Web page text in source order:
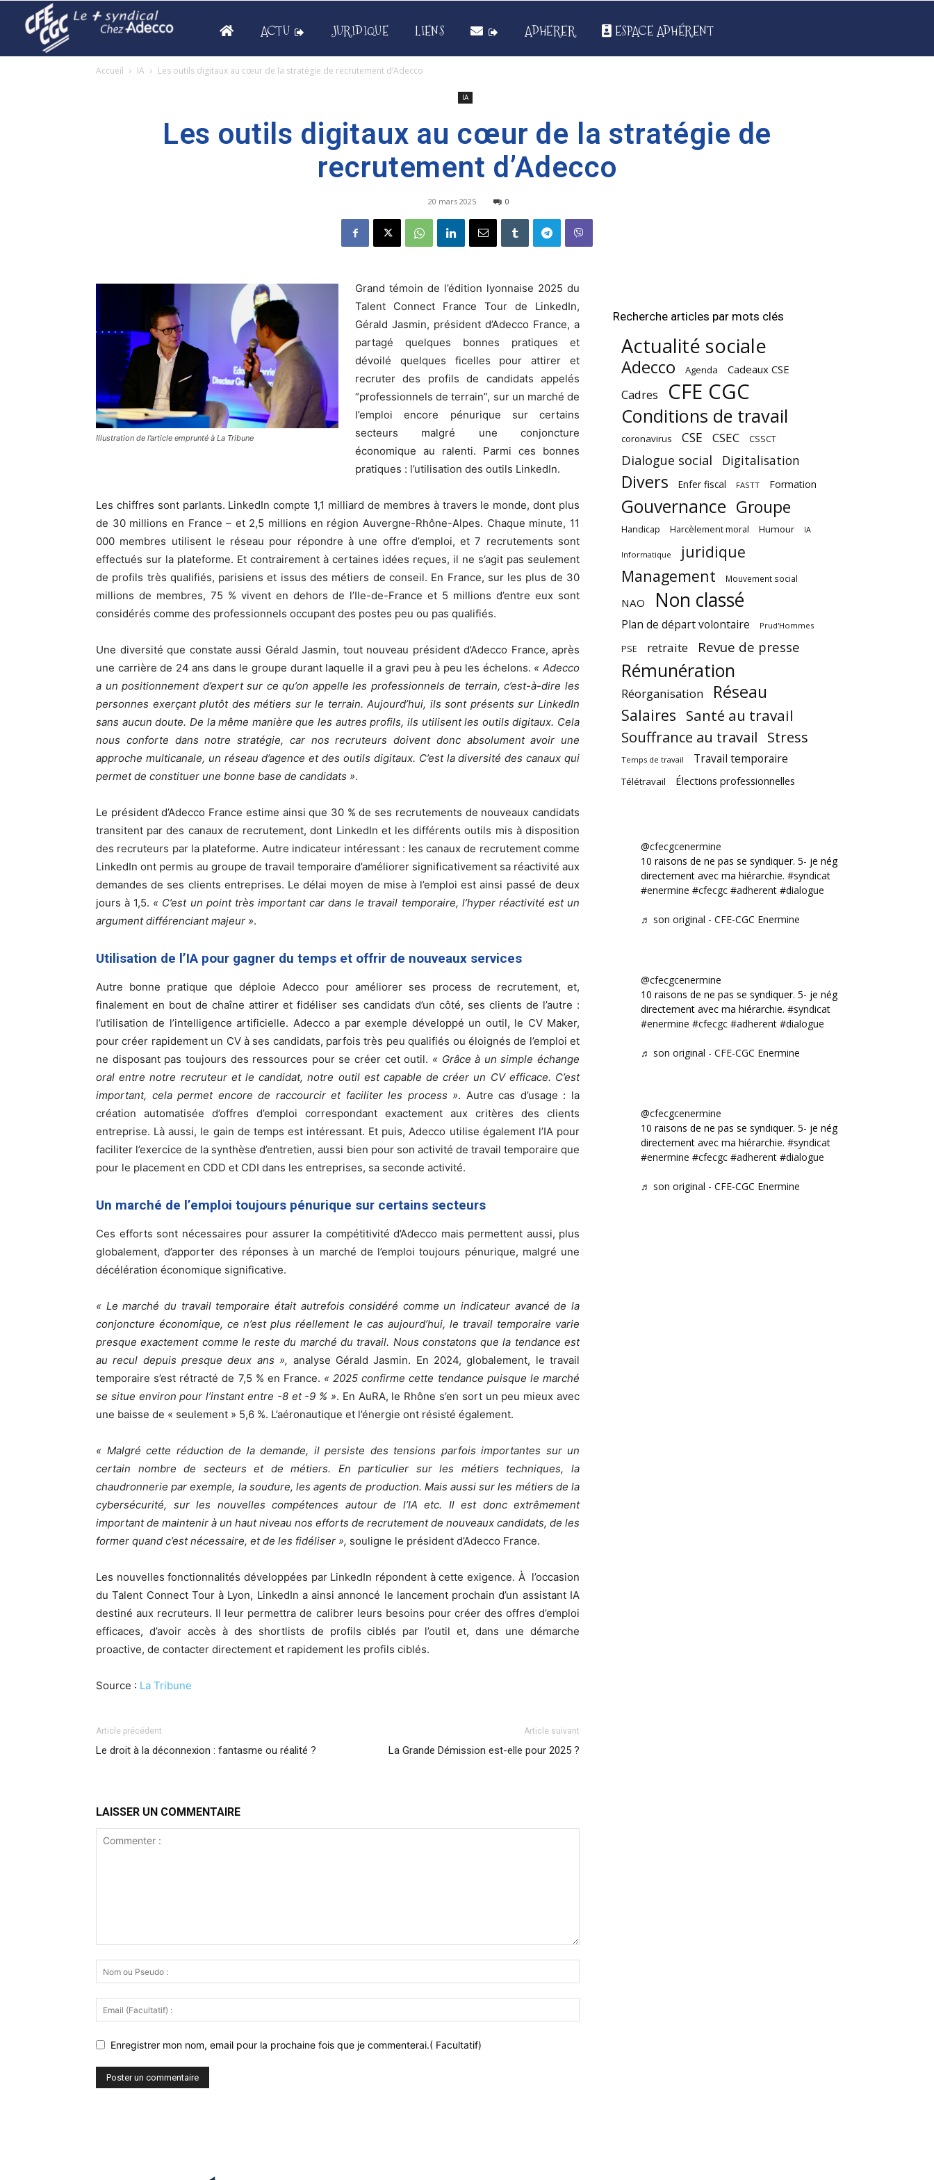
ACTU JURIDIQUE LIENS ADHERER ESPACE ADHÉRENT
Accueil IA Les outils digitaux au cœur de la stratégie de recrutement d’Adecco
IA
Les outils digitaux au cœur de la stratégie de
recrutement d’Adecco
20 mars 2025 0
Illustration de l’article emprunté à La Tribune
Grand témoin de l’édition lyonnaise 2025 du
Talent Connect France Tour de LinkedIn,
Gérald Jasmin, président d’Adecco France, a
partagé quelques bonnes pratiques et
dévoilé quelques ficelles pour attirer et
recruter des profils de candidats appelés
“professionnels de terrain”, sur un marché de
l’emploi encore pénurique sur certains
secteurs malgré une conjoncture
économique au ralenti. Parmi ces bonnes
pratiques : l’utilisation des outils LinkedIn.
Les chiffres sont parlants. LinkedIn compte 1,1 milliard de membres à travers le monde, dont plus
de 30 millions en France – et 2,5 millions en région Auvergne-Rhône-Alpes. Chaque minute, 11
000 membres utilisent le réseau pour répondre à une offre d’emploi, et 7 recrutements sont
effectués sur la plateforme. Et contrairement à certaines idées reçues, il ne s’agit pas seulement
de profils très qualifiés, parisiens et issus des métiers de conseil. En France, sur les plus de 30
millions de membres, 75 % vivent en dehors de l’Ile-de-France et 5 millions d’entre eux sont
considérés comme des professionnels occupant des postes peu ou pas qualifiés.
Une diversité que constate aussi Gérald Jasmin, tout nouveau président d’Adecco France, après
une carrière de 24 ans dans le groupe durant laquelle il a gravi peu à peu les échelons. « Adecco
a un positionnement d’expert sur ce qu’on appelle les professionnels de terrain, c’est-à-dire les
personnes exerçant plutôt des métiers sur le terrain. Aujourd’hui, ils sont présents sur LinkedIn
sans aucun doute. De la même manière que les autres profils, ils utilisent les outils digitaux. Cela
nous conforte dans notre stratégie, car nos recruteurs doivent donc absolument avoir une
approche multicanale, un réseau d’agence et des outils digitaux. C’est la diversité des canaux qui
permet de constituer une bonne base de candidats ».
Le président d’Adecco France estime ainsi que 30 % de ses recrutements de nouveaux candidats
transitent par des canaux de recrutement, dont LinkedIn et les différents outils mis à disposition
des recruteurs par la plateforme. Autre indicateur intéressant : les canaux de recrutement comme
LinkedIn ont permis au groupe de travail temporaire d’améliorer significativement sa réactivité aux
demandes de ses clients entreprises. Le délai moyen de mise à l’emploi est ainsi passé de deux
jours à 1,5. « C’est un point très important car dans le travail temporaire, l’hyper réactivité est un
argument différenciant majeur ».
Utilisation de l’IA pour gagner du temps et offrir de nouveaux services
Autre bonne pratique que déploie Adecco pour améliorer ses process de recrutement, et,
finalement en bout de chaîne attirer et fidéliser ses candidats d’un côté, ses clients de l’autre :
l’utilisation de l’intelligence artificielle. Adecco a par exemple développé un outil, le CV Maker,
pour créer rapidement un CV à ses candidats, parfois très peu qualifiés ou éloignés de l’emploi et
ne disposant pas toujours des ressources pour se créer cet outil. « Grâce à un simple échange
oral entre notre recruteur et le candidat, notre outil est capable de créer un CV efficace. C’est
important, cela permet encore de raccourcir et faciliter les process ». Autre cas d’usage : la
création automatisée d’offres d’emploi correspondant exactement aux critères des clients
entreprise. Là aussi, le gain de temps est intéressant. Et puis, Adecco utilise également l’IA pour
faciliter l’exercice de la synthèse d’entretien, aussi bien pour son activité de travail temporaire que
pour le placement en CDD et CDI dans les entreprises, sa seconde activité.
Un marché de l’emploi toujours pénurique sur certains secteurs
Ces efforts sont nécessaires pour assurer la compétitivité d’Adecco mais permettent aussi, plus
globalement, d’apporter des réponses à un marché de l’emploi toujours pénurique, malgré une
décélération économique significative.
« Le marché du travail temporaire était autrefois considéré comme un indicateur avancé de la
conjoncture économique, ce n’est plus réellement le cas aujourd’hui, le travail temporaire varie
presque exactement comme le reste du marché du travail. Nous constatons que la tendance est
au recul depuis presque deux ans », analyse Gérald Jasmin. En 2024, globalement, le travail
temporaire s’est rétracté de 7,5 % en France. « 2025 confirme cette tendance puisque le marché
se situe environ pour l’instant entre -8 et -9 % ». En AuRA, le Rhône s’en sort un peu mieux avec
une baisse de « seulement » 5,6 %. L’aéronautique et l’énergie ont résisté également.
« Malgré cette réduction de la demande, il persiste des tensions parfois importantes sur un
certain nombre de secteurs et de métiers. En particulier sur les métiers techniques, la
chaudronnerie par exemple, la soudure, les agents de production. Mais aussi sur les métiers de la
cybersécurité, sur les nouvelles compétences autour de l’IA etc. Il est donc extrêmement
important de maintenir à un haut niveau nos efforts de recrutement de nouveaux candidats, de les
former quand c’est nécessaire, et de les fidéliser », souligne le président d’Adecco France.
Les nouvelles fonctionnalités développées par LinkedIn répondent à cette exigence. À l’occasion
du Talent Connect Tour à Lyon, LinkedIn a ainsi annoncé le lancement prochain d’un assistant IA
destiné aux recruteurs. Il leur permettra de calibrer leurs besoins pour créer des offres d’emploi
efficaces, d’avoir accès à des shortlists de profils ciblés par l’outil et, dans une démarche
proactive, de contacter directement et rapidement les profils ciblés.
Source : La Tribune
Article précédent
Le droit à la déconnexion : fantasme ou réalité ?
Article suivant
La Grande Démission est-elle pour 2025 ?
LAISSER UN COMMENTAIRE
Enregistrer mon nom, email pour la prochaine fois que je commenterai.( Facultatif)
Recherche articles par mots clés
Actualité sociale
Adecco Agenda Cadeaux CSE
Cadres CFE CGC
Conditions de travail
coronavirus CSE CSEC CSSCT
Dialogue social Digitalisation
Divers Enfer fiscal FASTT Formation
Gouvernance Groupe
Handicap Harcèlement moral Humour IA
Informatique
juridique
Management
Mouvement social
NAO Non classé
Plan de départ volontaire Prud'Hommes
PSE retraite Revue de presse
Rémunération
Réorganisation Réseau
Salaires Santé au travail
Souffrance au travail Stress
Temps de travail Travail temporaire
Télétravail Élections professionnelles
@cfecgcenermine
10 raisons de ne pas se syndiquer. 5- je négocie
directement avec ma hiérarchie. #syndicat
#enermine #cfecgc #adherent #dialogue
♬ son original - CFE-CGC Enermine
@cfecgcenermine
10 raisons de ne pas se syndiquer. 5- je négocie
directement avec ma hiérarchie. #syndicat
#enermine #cfecgc #adherent #dialogue
♬ son original - CFE-CGC Enermine
@cfecgcenermine
10 raisons de ne pas se syndiquer. 5- je négocie
directement avec ma hiérarchie. #syndicat
#enermine #cfecgc #adherent #dialogue
♬ son original - CFE-CGC Enermine